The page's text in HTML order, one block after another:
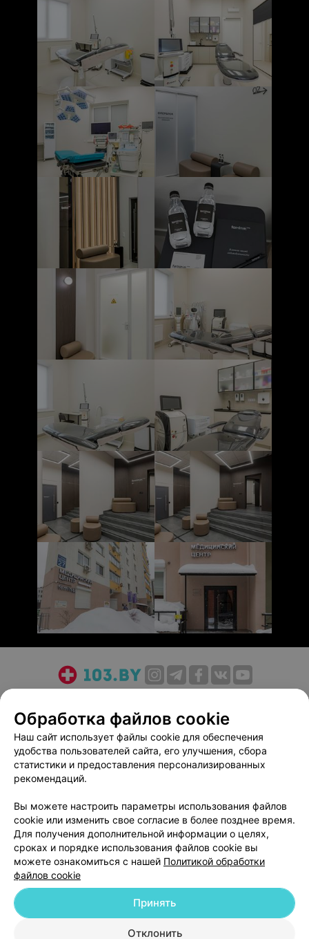
Медицинский маркетинг
Публичный договор
Пользовательское соглашение
Способы оплаты
Вакансии
Партнеры
Написать руководителю 103.by
Персональные настройки cookie
Обработка персональных данных
Обработка файлов cookie
Наш сайт использует файлы cookie для обеспечения
удобства пользователей сайта, его улучшения, сбора
статистики и предоставления персонализированных
рекомендаций.
Вы можете настроить параметры использования файлов
cookie или изменить свое согласие в более позднее время.
Для получения дополнительной информации о целях,
сроках и порядке использования файлов cookie вы
можете ознакомиться с нашей Политикой обработки
файлов cookie
Отклонить
Принять